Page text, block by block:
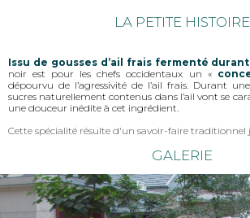
LA PETITE HISTOIRE
Issu de gousses d’ail frais fermenté
noir est pour les chefs occidentaux un «
dépourvu de l’agressivité de l’ail frais. Durant
sucres naturellement contenus dans l’ail vont se
une douceur inédite à cet ingrédient.
Cette spécialité résulte d'un savoir-faire traditionnel
GALERIE